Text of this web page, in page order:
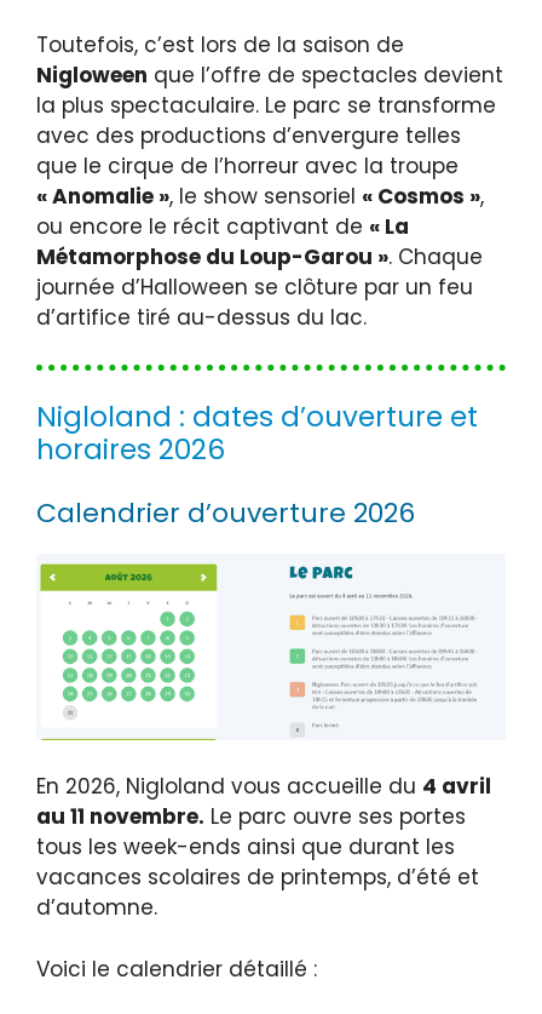
Toutefois, c’est lors de la saison de
Nigloween que l’offre de spectacles devient
la plus spectaculaire. Le parc se transforme
avec des productions d’envergure telles
que le cirque de l’horreur avec la troupe
« Anomalie », le show sensoriel « Cosmos »,
ou encore le récit captivant de « La
Métamorphose du Loup-Garou ». Chaque
journée d’Halloween se clôture par un feu
d’artifice tiré au-dessus du lac.
Nigloland : dates d’ouverture et
horaires 2026
Calendrier d’ouverture 2026
En 2026, Nigloland vous accueille du 4 avril
au 11 novembre. Le parc ouvre ses portes
tous les week-ends ainsi que durant les
vacances scolaires de printemps, d’été et
d’automne.
Voici le calendrier détaillé :